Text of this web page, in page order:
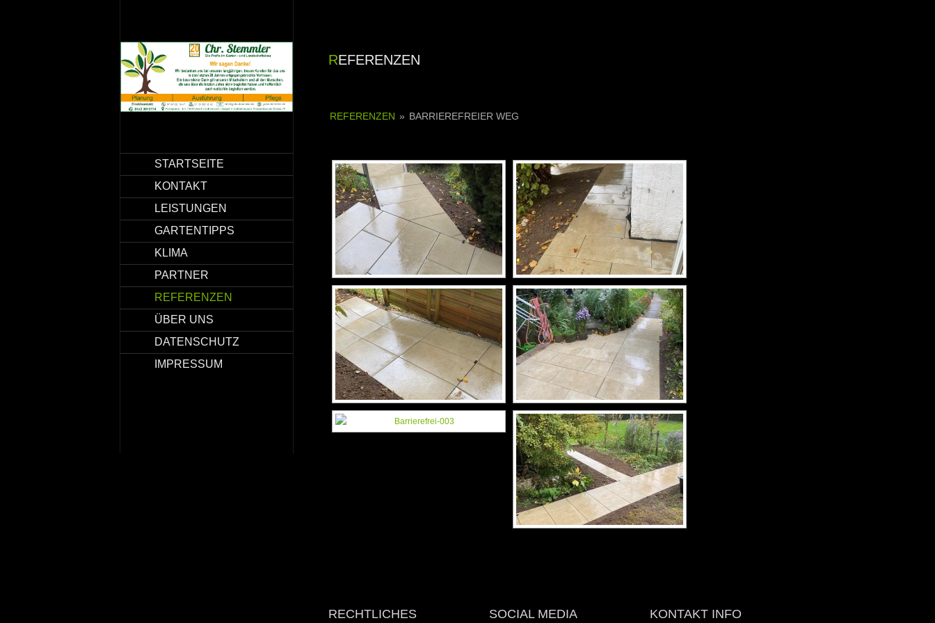
STARTSEITE
KONTAKT
LEISTUNGEN
GARTENTIPPS
KLIMA
PARTNER
REFERENZEN
ÜBER UNS
DATENSCHUTZ
IMPRESSUM
REFERENZEN
REFERENZEN » BARRIEREFREIER WEG
RECHTLICHES SOCIAL MEDIA KONTAKT INFO